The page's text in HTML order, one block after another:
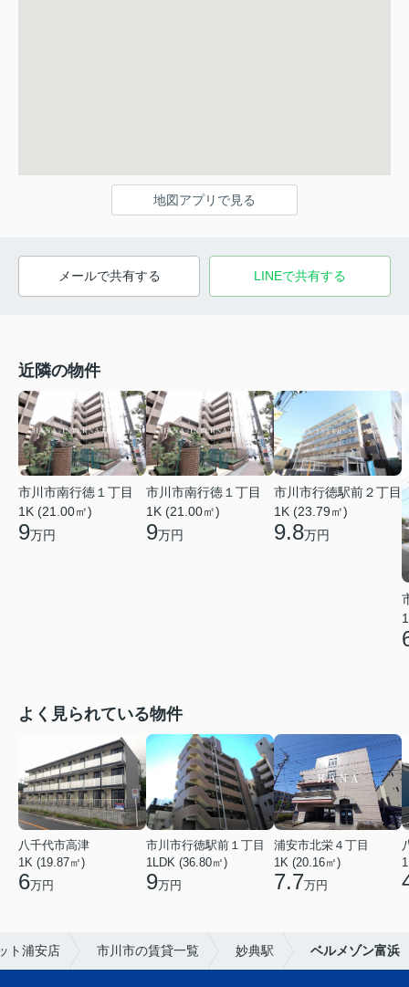
地図アプリで見る
メールで共有する LINEで共有する
近隣の物件
市川市南行徳１丁目
1K (21.00㎡)
9万円
市川市南行徳１丁目
1K (21.00㎡)
9万円
市川市行徳駅前２丁目
1K (23.79㎡)
9.8万円
よく見られている物件
八千代市高津
1K (19.87㎡)
6万円
市川市行徳駅前１丁目
1LDK (36.80㎡)
9万円
浦安市北栄４丁目
1K (20.16㎡)
7.7万円
ト浦安店 市川市の賃貸一覧 妙典駅 ベルメゾン富浜